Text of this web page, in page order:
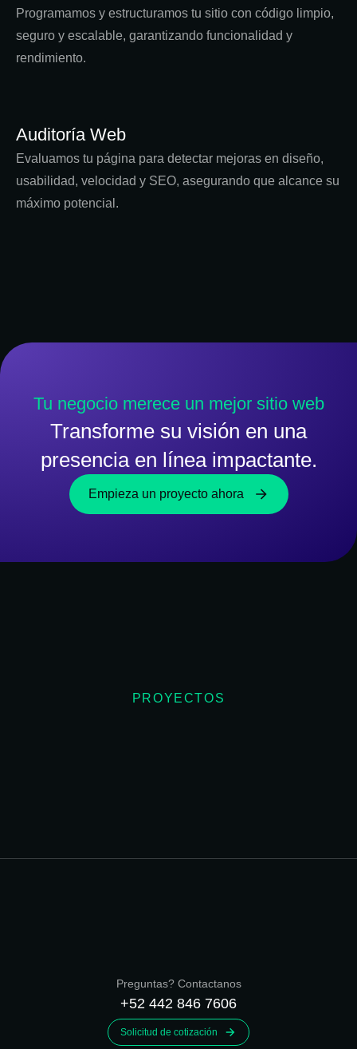
Programamos y estructuramos tu sitio con código limpio,
seguro y escalable, garantizando funcionalidad y
rendimiento.
Auditoría Web
Evaluamos tu página para detectar mejoras en diseño,
usabilidad, velocidad y SEO, asegurando que alcance su
máximo potencial.
Tu negocio merece un mejor sitio web
Transforme su visión en una
presencia en línea impactante.
Empieza un proyecto ahora
PROYECTOS
Preguntas? Contactanos
+52 442 846 7606
Solicitud de cotización